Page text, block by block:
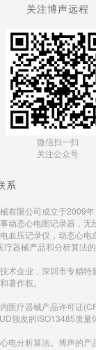
关注博声远程
微信扫一扫
关注公众号
系
有限公司成立于2009
动态心电图记录器，无
血压记录仪，动态心电
器械产品和分析算法的
术企业，深圳市专精特
著作权。
医疗器械产品许可证
颁发的ISO13485质量
电分析算法。博声的产